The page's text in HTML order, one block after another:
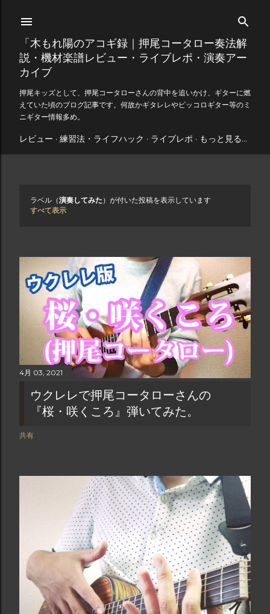
スキップしてメイン コンテンツに移動
「木もれ陽のアコギ録｜押尾コータロー奏法解
説・機材楽譜レビュー・ライブレポ・演奏アー
カイブ
押尾キッズとして、押尾コータローさんの背中を追いかけ、ギターに燃
えていた頃のブログ記事です。何故かギタレレやピッコロギター等のミ
ニギター情報多め。
レビュー 練習法・ライフハック ライブレポ もっと見る…
投
ラベル（演奏してみた ）が付いた投稿を表示しています
すべて表示
4月 03, 2021
ウクレレで押尾コータローさんの
『桜・咲くころ』弾いてみた。
共有